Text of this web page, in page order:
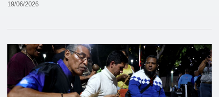
19/06/2026